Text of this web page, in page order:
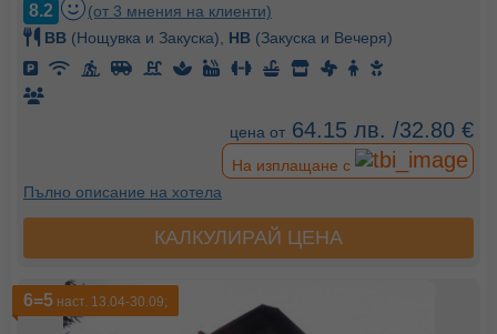
8.2
(от 3 мнения на клиенти)
BB (Нощувка и Закуска), HB (Закуска и Вечеря)
цена от 64.15 лв. /32.80 €
На изплащане с
Пълно описание на хотела
КАЛКУЛИРАЙ ЦЕНА
6=5 наст. 13.04-30.09;